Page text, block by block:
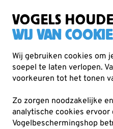
VOGELS
WIJ VAN
Wij gebruiken cookies om
soepel te laten verlopen.
voorkeuren tot het tonen
Zo zorgen noodzakelijke
analytische cookies ervoor
Vogelbeschermingshop
Cadeaus Tassen